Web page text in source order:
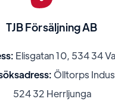
TJB Försäljning AB
Elisgatan 10, 534 34
Ölltorps
524 32 Herrljunga